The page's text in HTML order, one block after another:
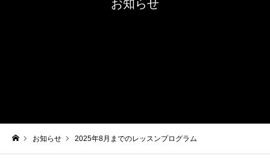
お知らせ
お知らせ 2025年8月までのレッスンプログラム